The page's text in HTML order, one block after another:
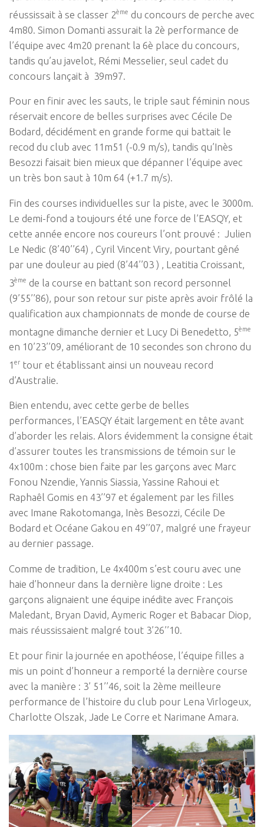
réussissait à se classer 2ème du concours de perche avec
4m80. Simon Domanti assurait la 2è performance de
l’équipe avec 4m20 prenant la 6è place du concours,
tandis qu’au javelot, Rémi Messelier, seul cadet du
concours lançait à 39m97.
Pour en finir avec les sauts, le triple saut féminin nous
réservait encore de belles surprises avec Cécile De
Bodard, décidément en grande forme qui battait le
recod du club avec 11m51 (-0.9 m/s), tandis qu’Inès
Besozzi faisait bien mieux que dépanner l’équipe avec
un très bon saut à 10m 64 (+1.7 m/s).
Fin des courses individuelles sur la piste, avec le 3000m.
Le demi-fond a toujours été une force de l’EASQY, et
cette année encore nos coureurs l’ont prouvé : Julien
Le Nedic (8’40’’64) , Cyril Vincent Viry, pourtant gêné
par une douleur au pied (8’44’’03 ) , Leatitia Croissant,
3ème de la course en battant son record personnel
(9’55’’86), pour son retour sur piste après avoir frôlé la
qualification aux championnats de monde de course de
montagne dimanche dernier et Lucy Di Benedetto, 5ème
en 10’23’’09, améliorant de 10 secondes son chrono du
1 er tour et établissant ainsi un nouveau record
d’Australie.
Bien entendu, avec cette gerbe de belles
performances, l’EASQY était largement en tête avant
d’aborder les relais. Alors évidemment la consigne était
d’assurer toutes les transmissions de témoin sur le
4x100m : chose bien faite par les garçons avec Marc
Fonou Nzendie, Yannis Siassia, Yassine Rahoui et
Raphaêl Gomis en 43’’97 et également par les filles
avec Imane Rakotomanga, Inès Besozzi, Cécile De
Bodard et Océane Gakou en 49’’07, malgré une frayeur
au dernier passage.
Comme de tradition, Le 4x400m s’est couru avec une
haie d’honneur dans la dernière ligne droite : Les
garçons alignaient une équipe inédite avec François
Maledant, Bryan David, Aymeric Roger et Babacar Diop,
mais réussissaient malgré tout 3’26’’10.
Et pour finir la journée en apothéose, l’équipe filles a
mis un point d’honneur a remporté la dernière course
avec la manière : 3’ 51’’46, soit la 2ème meilleure
performance de l’histoire du club pour Lena Virlogeux,
Charlotte Olszak, Jade Le Corre et Narimane Amara.